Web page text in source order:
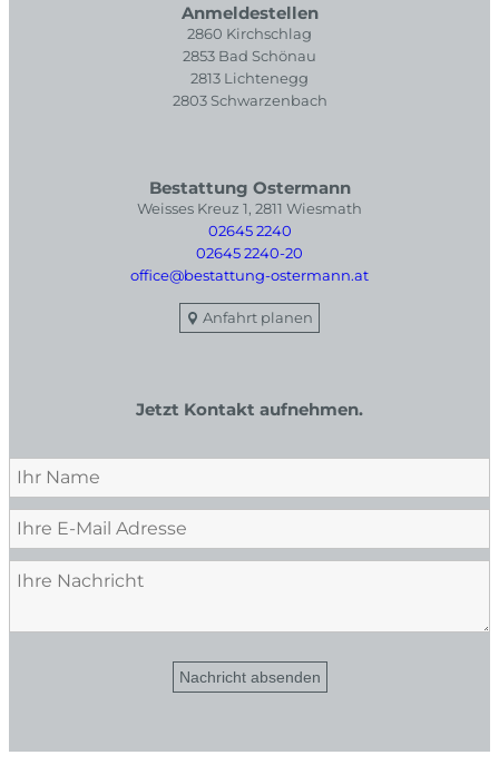
Anmeldestellen
2860 Kirchschlag
2853 Bad Schönau
2813 Lichtenegg
2803 Schwarzenbach
Bestattung Ostermann
Weisses Kreuz 1, 2811 Wiesmath
02645 2240
02645 2240-20
office@bestattung-ostermann.at
Anfahrt planen
Jetzt Kontakt aufnehmen.
Nachricht absenden